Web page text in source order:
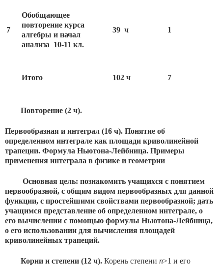
7
Обобщающее
повторение курса
алгебры и начал
анализа 10-11 кл.
39 ч 1
Итого 102 ч 7
Повторение (2 ч).
Первообразная и интеграл (16 ч). Понятие об
определенном интеграле как площади криволинейной
трапеции. Формула Ньютона-Лейбница. Примеры
применения интеграла в физике и геометрии
Основная цель: познакомить учащихся с понятием
первообразной, с общим видом первообразных для данной
функции, с простейшими свойствами первообразной; дать
учащимся представление об определенном интеграле, о
его вычислении с помощью формулы Ньютона-Лейбница,
о его использовании для вычисления площадей
криволинейных трапеций.
Корни и степени (12 ч). Корень степени n>1 и его